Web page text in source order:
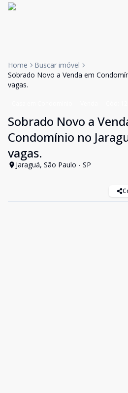
Home
Buscar imóvel
Sobrado Novo a Venda em
vagas.
Sobrado Novo a
Condomínio no
vagas.
Jaraguá, São Paulo - SP